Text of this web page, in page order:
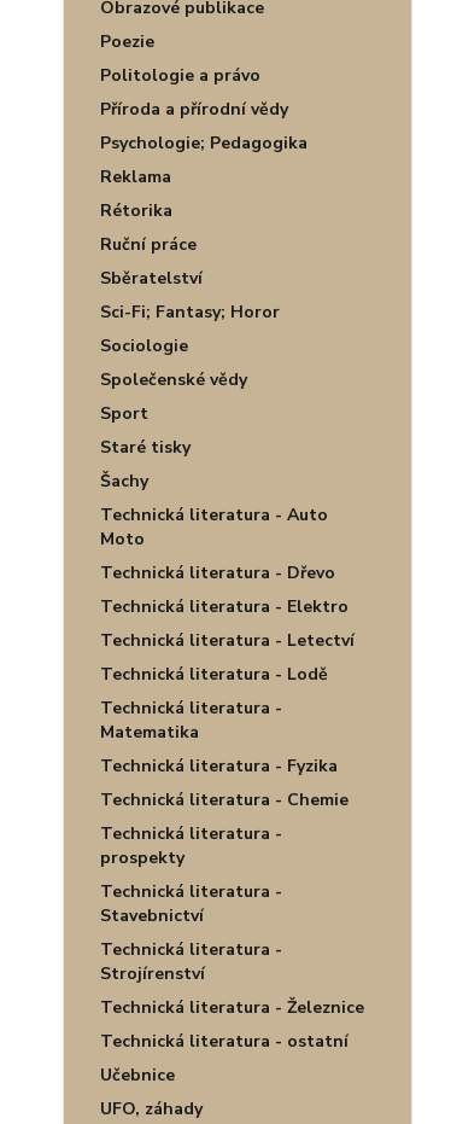
Obrazové publikace
Poezie
Politologie a právo
Příroda a přírodní vědy
Psychologie; Pedagogika
Reklama
Rétorika
Ruční práce
Sběratelství
Sci-Fi; Fantasy; Horor
Sociologie
Společenské vědy
Sport
Staré tisky
Šachy
Technická literatura - Auto
Moto
Technická literatura - Dřevo
Technická literatura - Elektro
Technická literatura - Letectví
Technická literatura - Lodě
Technická literatura -
Matematika
Technická literatura - Fyzika
Technická literatura - Chemie
Technická literatura -
prospekty
Technická literatura -
Stavebnictví
Technická literatura -
Strojírenství
Technická literatura - Železnice
Technická literatura - ostatní
Učebnice
UFO, záhady